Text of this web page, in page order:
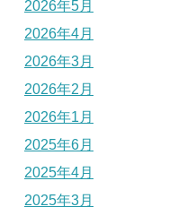
2026年5月
2026年4月
2026年3月
2026年2月
2026年1月
2025年6月
2025年4月
2025年3月